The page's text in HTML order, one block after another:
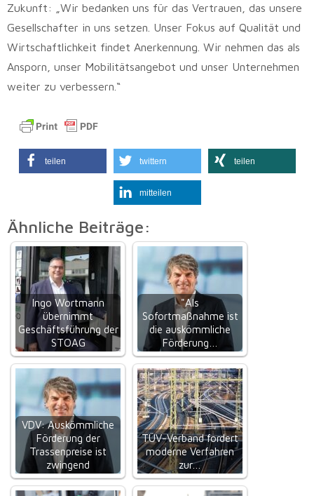
Zukunft: „Wir bedanken uns für das Vertrauen, das unsere
Gesellschafter in uns setzen. Unser Fokus auf Qualität und
Wirtschaftlichkeit findet Anerkennung. Wir nehmen das als
Ansporn, unser Mobilitätsangebot und unser Unternehmen
weiter zu verbessern.“
teilen twittern teilen
mitteilen
Ähnliche Beiträge:
Ingo Wortmann
übernimmt
Geschäftsführung der
STOAG
"Als
Sofortmaßnahme ist
die auskömmliche
Förderung…
VDV: Auskömmliche
Förderung der
Trassenpreise ist
zwingend
TÜV-Verband fordert
moderne Verfahren
zur…